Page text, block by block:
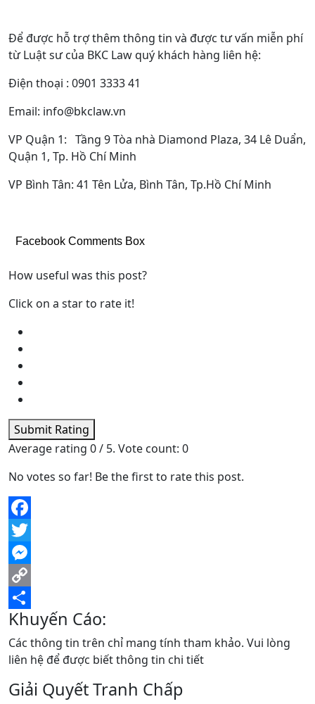
Để được hỗ trợ thêm thông tin và được tư vấn miễn phí
từ Luật sư của BKC Law quý khách hàng liên hệ:
Điện thoại : 0901 3333 41
Email: info@bkclaw.vn
VP Quận 1: Tầng 9 Tòa nhà Diamond Plaza, 34 Lê Duẩn,
Quận 1, Tp. Hồ Chí Minh
VP Bình Tân: 41 Tên Lửa, Bình Tân, Tp.Hồ Chí Minh
Facebook Comments Box
How useful was this post?
Click on a star to rate it!
Submit Rating
Average rating 0/ 5. Vote count: 0
No votes so far! Be the first to rate this post.
Facebook
Twitter
Messenger
Copy
Link
Share
Khuyến Cáo:
Các thông tin trên chỉ mang tính tham khảo. Vui lòng
liên hệ để được biết thông tin chi tiết
Giải Quyết Tranh Chấp